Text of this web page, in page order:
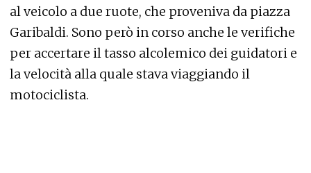
al veicolo a due ruote, che proveniva da piazza
Garibaldi. Sono però in corso anche le verifiche
per accertare il tasso alcolemico dei guidatori e
la velocità alla quale stava viaggiando il
motociclista.